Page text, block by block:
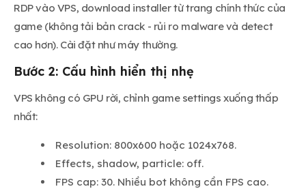
RDP vào VPS, download installer từ trang chính thức của
game (không tải bản crack - rủi ro malware và detect
cao hơn). Cài đặt như máy thường.
Bước 2: Cấu hình hiển thị nhẹ
VPS không có GPU rời, chỉnh game settings xuống thấp
nhất:
Resolution: 800x600 hoặc 1024x768.
Effects, shadow, particle: off.
FPS cap: 30. Nhiều bot không cần FPS cao.